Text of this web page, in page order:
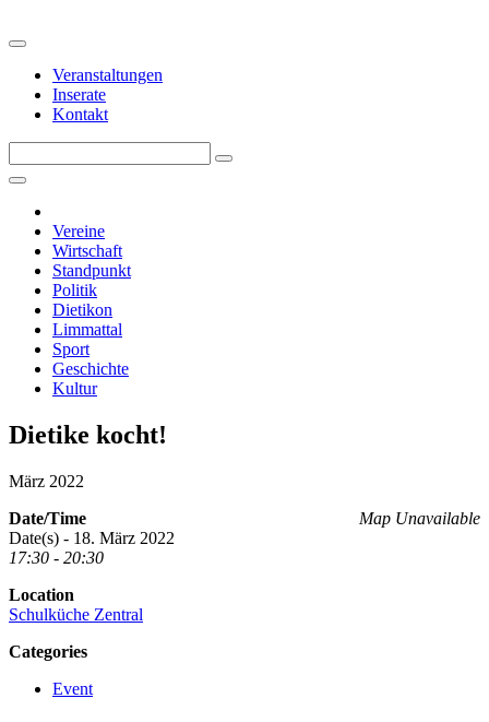
Veranstaltungen
Inserate
Kontakt
Vereine
Wirtschaft
Standpunkt
Politik
Dietikon
Limmattal
Sport
Geschichte
Kultur
Dietike kocht!
März 2022
Map Unavailable
Date/Time
Date(s) - 18. März 2022
17:30 - 20:30
Location
Schulküche Zentral
Categories
Event